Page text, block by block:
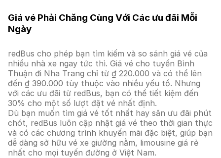
Giá vé Phải Chăng Cùng Với Các ưu đãi Mỗi
Ngày
redBus cho phép bạn tìm kiếm và so sánh giá vé của
nhiều nhà xe ngay tức thì. Giá vé cho tuyến Bình
Thuận đi Nha Trang chỉ từ ₫ 220.000 và có thể lên
đến ₫ 390.000 tùy thuộc vào nhiều yếu tố. Nhưng
với các ưu đãi từ redBus, bạn có thể tiết kiệm đến
30% cho một số lượt đặt vé nhất định.
Dù bạn muốn tìm giá vé tốt nhất hay săn ưu đãi phút
chót, redBus luôn cập nhật giá vé theo thời gian thực
và có các chương trình khuyến mãi đặc biệt, giúp bạn
dễ dàng sở hữu vé xe giường nằm, limousine giá rẻ
nhất cho mọi tuyến đường ở Việt Nam.